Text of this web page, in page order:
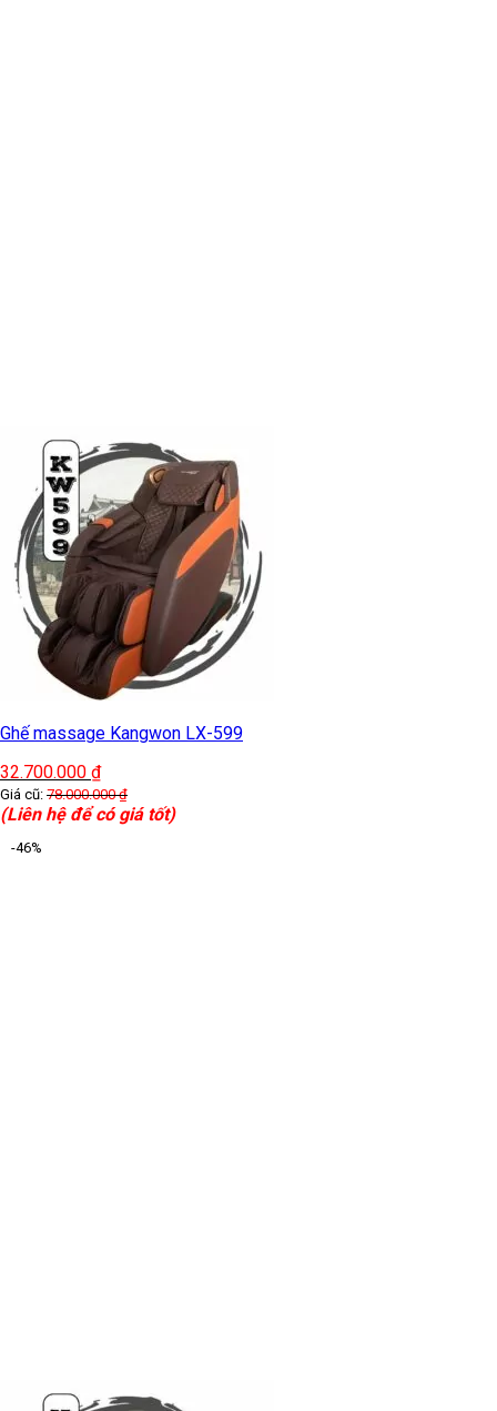
Ghế massage Kangwon LX-599
32.700.000 ₫
Giá cũ: 78.000.000₫
(Liên hệ để có giá tốt)
-46%